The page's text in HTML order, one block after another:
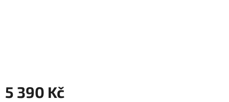
Měna
(CZK)
5 390 Kč